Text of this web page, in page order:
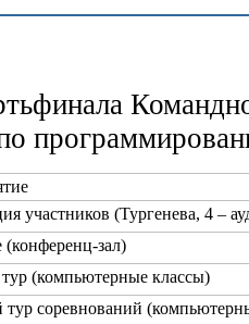
участников (Тургенева, 4 –
зал)
(компьютерные классы)
соревнований